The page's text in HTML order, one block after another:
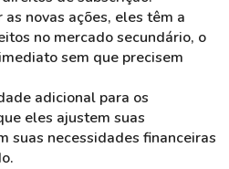
novas ações, eles têm a
no mercado secundário, o
sem que precisem
adicional para os
eles ajustem suas
suas necessidades financeiras